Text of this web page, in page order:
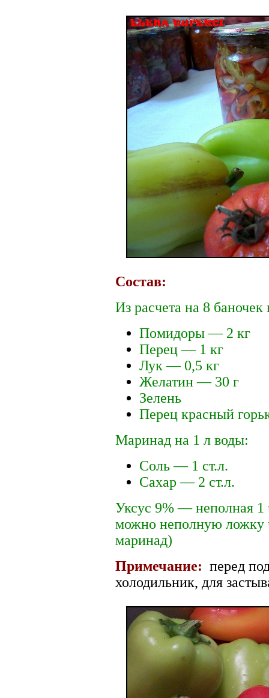
Состав:
Из расчета на 8 баночек
Помидоры — 2 кг
Перец — 1 кг
Лук — 0,5 кг
Желатин — 30 г
Зелень
Перец красный
Маринад на 1 л воды:
Соль — 1 ст.л.
Сахар — 2 ст.л.
Уксус 9% — неполная 1
можно неполную ложку
маринад)
Примечание: перед
холодильник, для